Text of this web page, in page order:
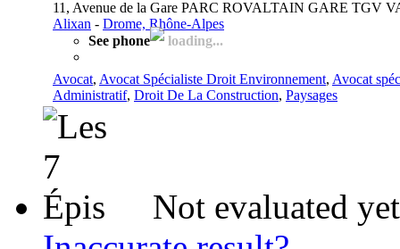
11, Avenue de la Gare PARC ROVALTAIN GARE TGV
Alixan - Drome, Rhône-Alpes
See phone
loading...
Avocat, Avocat Spécialiste Droit Environnement, Avocat
Administratif, Droit De La Construction, Paysages
Not evaluated yet